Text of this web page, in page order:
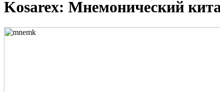
Kosarex: Мнемонический